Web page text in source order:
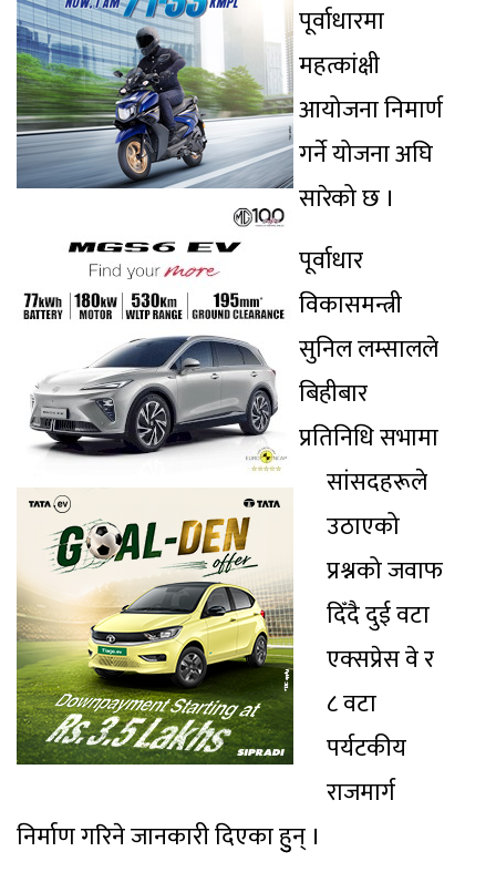
पूर्वाधारमा
महत्कांक्षी
आयोजना निमार्ण
गर्ने योजना अघि
सारेको छ ।
पूर्वाधार
विकासमन्त्री
सुनिल लम्सालले
बिहीबार
प्रतिनिधि सभामा
सांसदहरूले
उठाएको
प्रश्नको जवाफ
दिँदै दुई वटा
एक्सप्रेस वे र
८ वटा
पर्यटकीय
राजमार्ग
निर्माण गरिने जानकारी दिएका हुुन् ।